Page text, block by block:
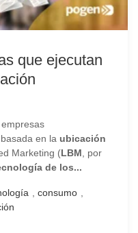
que ejecutan
en la ubicación
Marketing (LBM , por
de los...
consumo